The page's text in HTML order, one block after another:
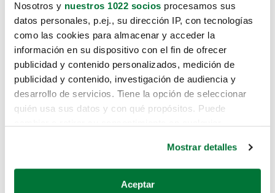
Nosotros y nuestros 1022 socios procesamos sus
datos personales, p.ej., su dirección IP, con tecnologías
como las cookies para almacenar y acceder la
información en su dispositivo con el fin de ofrecer
publicidad y contenido personalizados, medición de
publicidad y contenido, investigación de audiencia y
desarrollo de servicios. Tiene la opción de seleccionar
quién usa sus datos y con qué propósitos. Puede
Si lo permite, también quisiéramos:
Mostrar detalles
Aceptar
Lo sentimos, no sabemos como
te hemos traido hasta aquí.
Pero puedes encontrar el coche que estás
buscando en alguno de estos enlaces:
Coches de segunda mano